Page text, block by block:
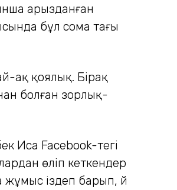
арызданған
бұл сома тағы
ақ қоялық. Бірақ
болған зорлық-
Иса Facebook-тегі
өліп кеткендер
іздеп барып, үй